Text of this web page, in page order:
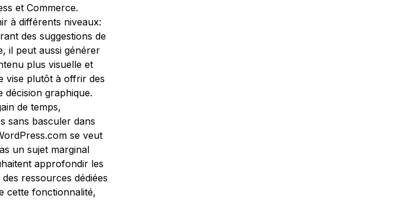
et Commerce.
à différents niveaux:
des suggestions de
il peut aussi générer
plus visuelle et
vise plutôt à offrir des
décision graphique.
de temps,
sans basculer dans
se veut
un sujet marginal
approfondir les
ressources dédiées
cette fonctionnalité,